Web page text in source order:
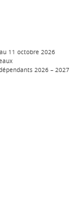
11 octobre 2026
2026 – 2027